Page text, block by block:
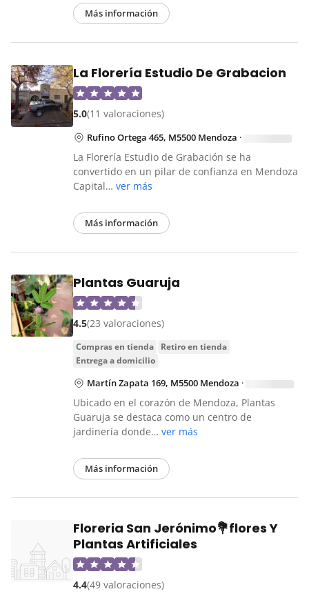
Más información
La Florería Estudio De Grabacion
5.0(11 valoraciones)
Rufino Ortega 465, M5500 Mendoza ·
La Florería Estudio de Grabación se ha
convertido en un pilar de confianza en Mendoza
Capital… ver más
Más información
Plantas Guaruja
4.5(23 valoraciones)
compras en tienda
retiro en tienda
entrega a domicilio
Martín Zapata 169, M5500 Mendoza ·
Ubicado en el corazón de Mendoza, Plantas
Guaruja se destaca como un centro de
jardinería donde… ver más
Más información
Floreria San Jerónimo💐flores Y
Plantas Artificiales
4.4(49 valoraciones)